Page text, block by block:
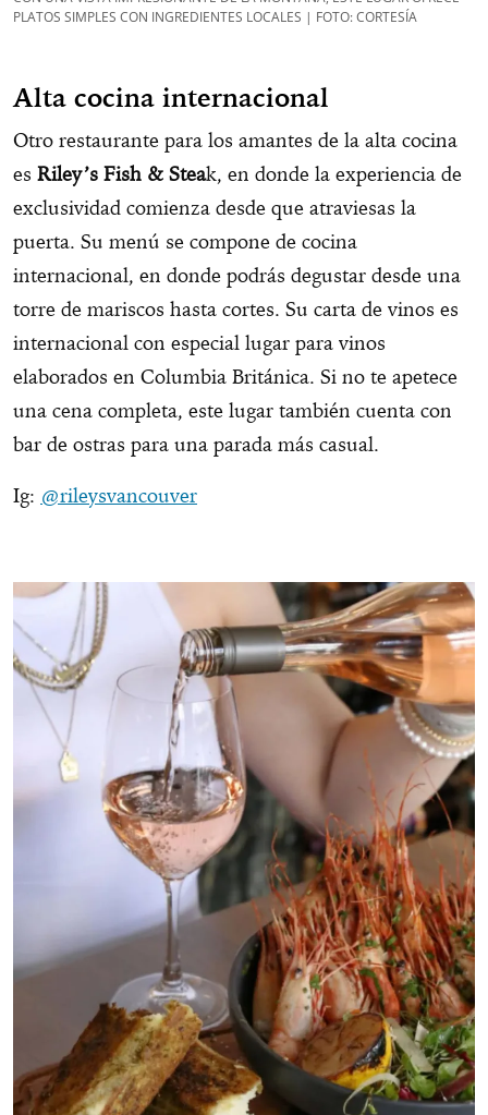
PLATOS SIMPLES CON INGREDIENTES LOCALES | FOTO: CORTESÍA
Alta cocina internacional
Otro restaurante para los amantes de la alta cocina
es Riley’s Fish & Steak, en donde la experiencia de
exclusividad comienza desde que atraviesas la
puerta. Su menú se compone de cocina
internacional, en donde podrás degustar desde una
torre de mariscos hasta cortes. Su carta de vinos es
internacional con especial lugar para vinos
elaborados en Columbia Británica. Si no te apetece
una cena completa, este lugar también cuenta con
bar de ostras para una parada más casual.
Ig: @rileysvancouver